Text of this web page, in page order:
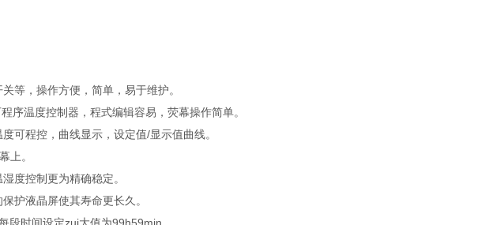
等，操作方便，简单，易于维护。
序温度控制器，程式编辑容易，荧幕操作简单。
可程控，曲线显示，设定值/显示值曲线。
上。
度控制更为精确稳定。
护液晶屏使其寿命更长久。